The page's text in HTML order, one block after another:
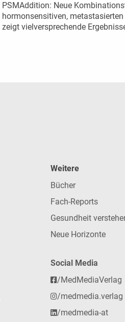
PSMAddition: Neue
hormonsensitiven,
zeigt vielversprechende
Weitere
Bücher
Fach-Reports
Gesundheit
Neue Horizonte
Social Media
/MedMediaVerlag
/medmedia.verlag
/medmedia-at